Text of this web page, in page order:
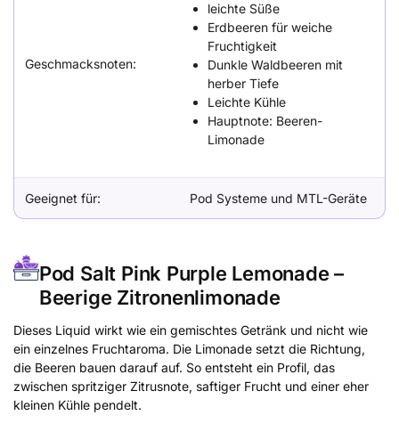
Geschmacksnoten:
leichte Süße
Erdbeeren für weiche
Fruchtigkeit
Dunkle Waldbeeren mit
herber Tiefe
Leichte Kühle
Hauptnote: Beeren-
Limonade
Geeignet für: Pod Systeme und MTL-Geräte
Pod Salt Pink Purple Lemonade –
Beerige Zitronenlimonade
Dieses Liquid wirkt wie ein gemischtes Getränk und nicht wie
ein einzelnes Fruchtaroma. Die Limonade setzt die Richtung,
die Beeren bauen darauf auf. So entsteht ein Profil, das
zwischen spritziger Zitrusnote, saftiger Frucht und einer eher
kleinen Kühle pendelt.